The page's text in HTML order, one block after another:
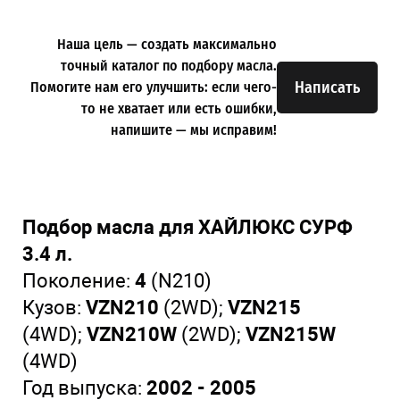
Написать
Наша цель — создать максимально
точный каталог по подбору масла.
Помогите нам его улучшить: если чего-
то не хватает или есть ошибки,
напишите — мы исправим!
Подбор масла для ХАЙЛЮКС СУРФ
3.4 л.
Поколение: 4 (N210)
Кузов: VZN210 (2WD); VZN215
(4WD); VZN210W (2WD); VZN215W
(4WD)
Год выпуска: 2002 - 2005